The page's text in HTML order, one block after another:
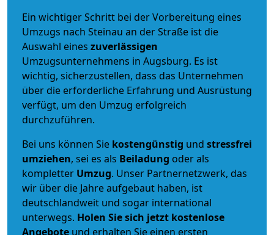
Ein wichtiger Schritt bei der Vorbereitung eines
Umzugs nach Steinau an der Straße ist die
Auswahl eines zuverlässigen
Umzugsunternehmens in Augsburg. Es ist
wichtig, sicherzustellen, dass das Unternehmen
über die erforderliche Erfahrung und Ausrüstung
verfügt, um den Umzug erfolgreich
durchzuführen.
Bei uns können Sie kostengünstig und stressfrei
umziehen, sei es als Beiladung oder als
kompletter Umzug. Unser Partnernetzwerk, das
wir über die Jahre aufgebaut haben, ist
deutschlandweit und sogar international
unterwegs. Holen Sie sich jetzt kostenlose
Angebote und erhalten Sie einen ersten